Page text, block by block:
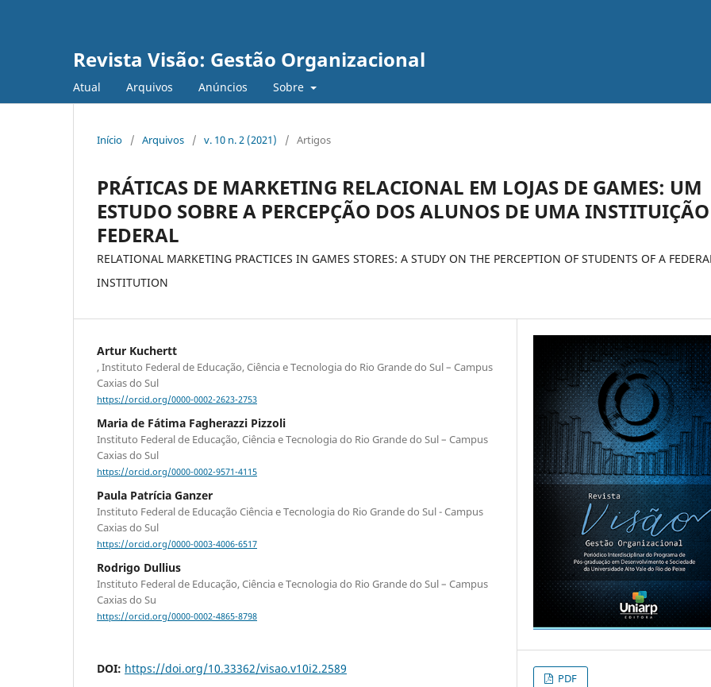
Revista Visão: Gestão Organizacional
Atual Arquivos Anúncios Sobre
Início / Arquivos / v. 10 n. 2 (2021) / Artigos
PRÁTICAS DE MARKETING RELACIONAL EM LOJAS DE GAMES: UM
ESTUDO SOBRE A PERCEPÇÃO DOS ALUNOS DE UMA INSTITUIÇÃO
FEDERAL
RELATIONAL MARKETING PRACTICES IN GAMES STORES: A STUDY ON THE PERCEPTION OF STUDENTS OF A
INSTITUTION
Artur Kuchertt
, Instituto Federal de Educação, Ciência e Tecnologia do Rio Grande do Sul – Campus
Caxias do Sul
https://orcid.org/0000-0002-2623-2753
Maria de Fátima Fagherazzi Pizzoli
Instituto Federal de Educação, Ciência e Tecnologia do Rio Grande do Sul – Campus
Caxias do Sul
https://orcid.org/0000-0002-9571-4115
Paula Patrícia Ganzer
Instituto Federal de Educação Ciência e Tecnologia do Rio Grande do Sul - Campus
Caxias do Sul
https://orcid.org/0000-0003-4006-6517
Rodrigo Dullius
Instituto Federal de Educação, Ciência e Tecnologia do Rio Grande do Sul – Campus
Caxias do Su
https://orcid.org/0000-0002-4865-8798
DOI: https://doi.org/10.33362/visao.v10i2.2589
PDF